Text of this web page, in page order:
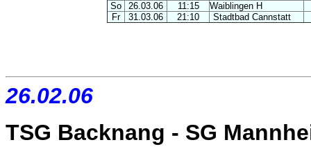
So
26.03.06 11:15
Waiblingen H
Fr
31.03.06 21:10 Stadtbad Cannstatt
26.02.06
TSG Backnang - SG